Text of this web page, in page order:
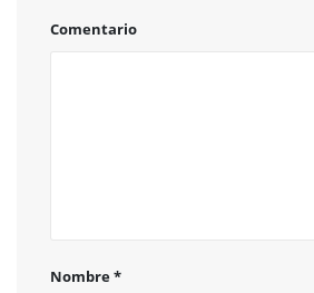
Comentario
Nombre*